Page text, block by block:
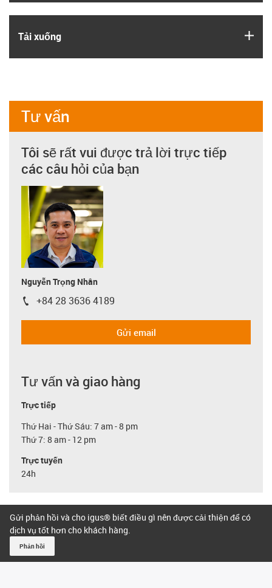
Tải xuống
Tư vấn
Tôi sẽ rất vui được trả lời trực tiếp
các câu hỏi của bạn
Nguyễn Trọng Nhân
igus-icon-phone
+84 28 3636 4189
Gửi email
Tư vấn và giao hàng
Trực tiếp
Thứ Hai - Thứ Sáu: 7 am - 8 pm
Thứ 7: 8 am - 12 pm
Trực tuyến
24h
Gửi phản hồi và cho igus® biết điều gì nên được cải thiện để có
dịch vụ tốt hơn cho khách hàng.
Phản hồi